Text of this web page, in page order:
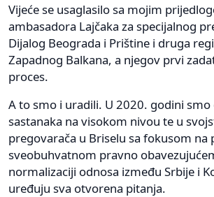
Vijeće se usaglasilo sa mojim
ambasadora Lajčaka za specijalnog
Dijalog Beograda i Prištine i druga
Zapadnog Balkana, a njegov prvi
proces.
A to smo i uradili. U 2020. godini smo
sastanaka na visokom nivou te u
pregovarača u Briselu sa fokusom na
sveobuhvatnom pravno
normalizaciji odnosa između Srbije i
uređuju sva otvorena pitanja.